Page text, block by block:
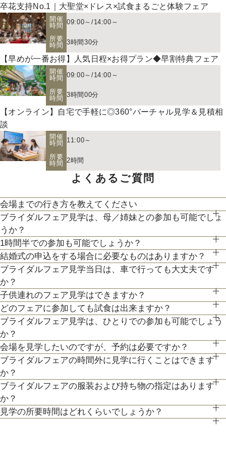
お二人の希望に合わせた挙式のスタイル（挙式のみ、披露宴、
パーティー等）や予算に応じたプランニングをさせていただき
ます。
人気のテーマやトレンドを取り入れたアイディアをご紹介。
【北海道フレンチ】北海道の契約生産者さん直送の食材を使
用。アーティストのライブやイベントでもケータリング実績を
持つ貴田岡シェフの試食をお楽しみに！
最新のトレンドコーディネート体験が可能。
個性やテーマに合わせて素敵な空間を作り上げます！ウェディ
ングのテーマやお二人のこだわりを反映させたオリジナルの会
場コーディネートをお楽しみください。
200年の歴史ある厳かな雰囲気に包まれる大聖堂で、結婚式の
真髄を感じていただける見学ツアー。広大な空間と圧倒的な美
しさを誇る大聖堂で、神聖な儀式が執り行われる特別な場所
を、ぜひ実際にご体感ください♪
卒花支持No.1｜大聖堂×ドレス×試食まるごと体験フェア
開催
時間
09:00～ /14:00～
所要
時間
3時間30分
【早めが一番お得】人気日程×お得プラン◆早割特典フェア
開催
時間
09:00～ /14:00～
所要
時間
3時間00分
【オンライン】自宅で手軽に◎360°バーチャル見学＆見積相
談
開催
時間
11:00～
所要
時間
2時間
よくあるご質問
会場までの行き方を教えてください
●お車でお越しの方へ JR札幌駅から約15分 地下鉄西28丁
目から約3分
●交通機関をご利用の方へ 地下鉄東西線「西28丁目」駅下
車 2番出口より徒歩約15分となっております。
ブライダルフェア見学は、母／姉妹との参加も可能でしょ
うか？
もちろん可能です。親御様やご家族との参加も歓迎しておりま
す。
1時間半での参加も可能でしょうか？
通常、会場見学と試食で3時間程となります。時間内で必要な
ご案内にてご対応させて頂きます。
結婚式の申込をする場合に必要なものはありますか？
お内金と印鑑をお持ちいただいております。都度、プランナー
よりご案内させて頂きますのでご安心ください。
ブライダルフェア見学当日は、車で行っても大丈夫です
か？
お車でお越しいただいても大丈夫です。その際は、会場併設の
無料駐車場をご利用下さい。
子供連れのフェア見学はできますか？
もちろん可能です。授乳室等もご用意しておりますのでご安心
ください。
また、お子様連れでのご来館が不安な場合は、オンライン相談
フェアもご検討下さい。
どのフェアに参加しても試食は出来ますか？
「試食」マークのついているフェアにて、シェフ厳選料理の無
料試食を行っております。
ブライダルフェア見学は、ひとりでの参加も可能でしょう
か？
もちろん可能です。おひとり様でのご見学も歓迎しておりま
す。
会場を見学したいのですが、予約は必要ですか？
予約制ではございませんが、予約の方優先でご案内をしており
ます。
事前にご予約頂けますとご希望の日時に見学確実かと存じます
ので、ブライダルフェアページより予約、またはお電話にてお
ブライダルフェアの時間外に見学に行くことはできます
か？
ブライダルフェア開催時間帯での参加が難しい場合は、お電話
にてお気軽にご相談下さい。
ブライダルフェアの服装および持ち物の指定はあります
か？
特に指定はございません。服装は普段着でお気軽にお越しくだ
見学の所要時間はどれくらいでしょうか？
ご試食やお見積もり・日程のご提示を含めて３時間程お時間を